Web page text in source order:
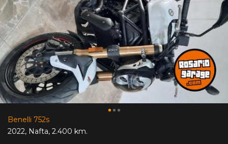
Benelli 752s
2022, Nafta, 2.400 km.